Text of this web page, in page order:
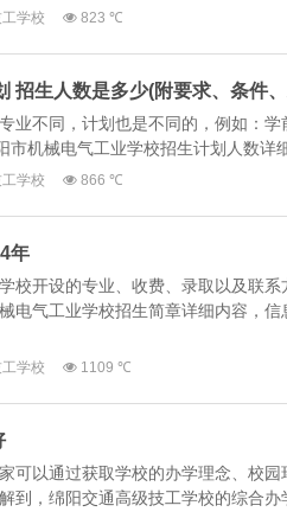
学校 823 ℃
招生人数是多少(附要求、条件
业不同，计划也是不同的，例如：
机械电气工业学校招生计划人数详
学校 866 ℃
年
校开设的专业、收费、录取以及联
电气工业学校招生简章详细内容，
学校 1109 ℃
可以通过获取学校的办学理念、校
到，绵阳交通高级技工学校的综合